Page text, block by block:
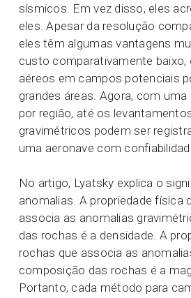
sísmicos. Em vez disso, eles
eles. Apesar da resolução
eles têm algumas vantagens
custo comparativamente
aéreos em campos potenciais
grandes áreas. Agora, com
por região, até os
gravimétricos podem ser
uma aeronave com
No artigo, Lyatsky explica o
anomalias. A propriedade física
associa as anomalias
das rochas é a densidade. A
rochas que associa as
composição das rochas é a
Portanto, cada método para